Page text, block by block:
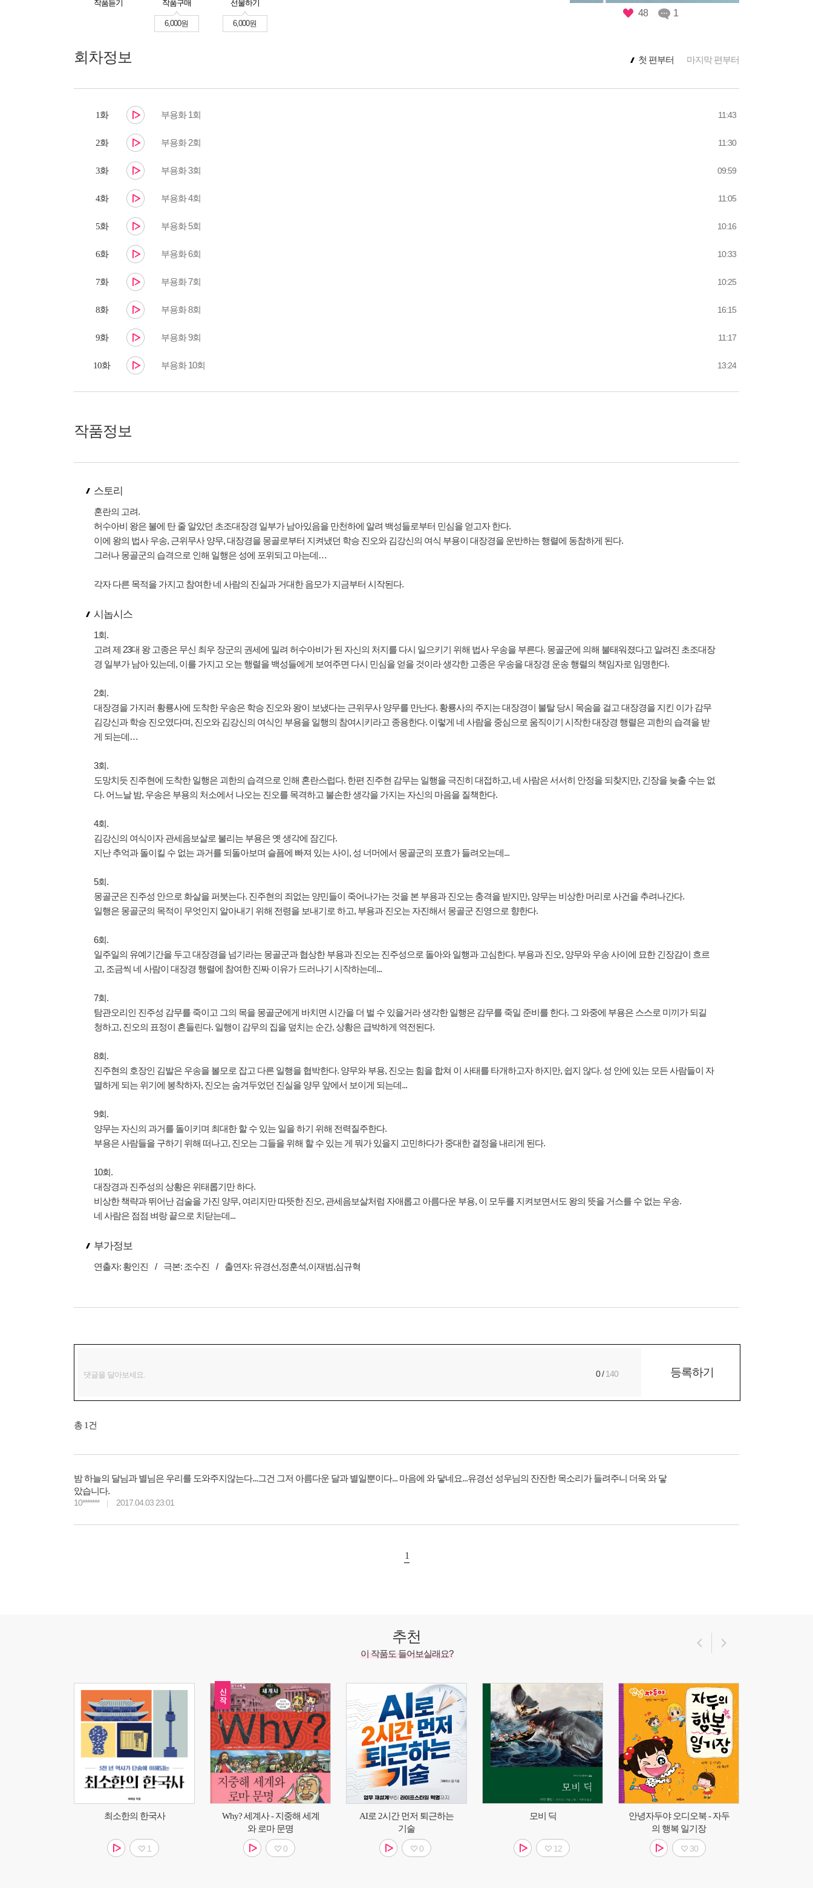
48 1
작품듣기 작품구매
6,000원
선물하기
6,000원
회차정보 첫 편부터 마지막 편부터
1화 부용화 1회 11:43
2화 부용화 2회 11:30
3화 부용화 3회 09:59
4화 부용화 4회 11:05
5화 부용화 5회 10:16
6화 부용화 6회 10:33
7화 부용화 7회 10:25
8화 부용화 8회 16:15
9화 부용화 9회 11:17
10화 부용화 10회 13:24
작품정보
스토리
혼란의 고려.
허수아비 왕은 불에 탄 줄 알았던 초조대장경 일부가 남아있음을 만천하에 알려 백성들로부터 민심을 얻고자 한다.
이에 왕의 법사 우송, 근위무사 양무, 대장경을 몽골로부터 지켜냈던 학승 진오와 김강신의 여식 부용이 대장경을 운반하는 행렬에 동참하게 된다.
그러나 몽골군의 습격으로 인해 일행은 성에 포위되고 마는데…
각자 다른 목적을 가지고 참여한 네 사람의 진실과 거대한 음모가 지금부터 시작된다.
시놉시스
1회.
고려 제 23대 왕 고종은 무신 최우 장군의 권세에 밀려 허수아비가 된 자신의 처지를 다시 일으키기 위해 법사 우송을 부른다. 몽골군에 의해 불태워졌다고 알려진 초조대장
경 일부가 남아 있는데, 이를 가지고 오는 행렬을 백성들에게 보여주면 다시 민심을 얻을 것이라 생각한 고종은 우송을 대장경 운송 행렬의 책임자로 임명한다.
2회.
대장경을 가지러 황룡사에 도착한 우송은 학승 진오와 왕이 보냈다는 근위무사 양무를 만난다. 황룡사의 주지는 대장경이 불탈 당시 목숨을 걸고 대장경을 지킨 이가 감무
김강신과 학승 진오였다며, 진오와 김강신의 여식인 부용을 일행의 참여시키라고 종용한다. 이렇게 네 사람을 중심으로 움직이기 시작한 대장경 행렬은 괴한의 습격을 받
게 되는데…
3회.
도망치듯 진주현에 도착한 일행은 괴한의 습격으로 인해 혼란스럽다. 한편 진주현 감무는 일행을 극진히 대접하고, 네 사람은 서서히 안정을 되찾지만, 긴장을 늦출 수는 없
다. 어느날 밤, 우송은 부용의 처소에서 나오는 진오를 목격하고 불손한 생각을 가지는 자신의 마음을 질책한다.
4회.
김강신의 여식이자 관세음보살로 불리는 부용은 옛 생각에 잠긴다.
지난 추억과 돌이킬 수 없는 과거를 되돌아보며 슬픔에 빠져 있는 사이, 성 너머에서 몽골군의 포효가 들려오는데...
5회.
몽골군은 진주성 안으로 화살을 퍼붓는다. 진주현의 죄없는 양민들이 죽어나가는 것을 본 부용과 진오는 충격을 받지만, 양무는 비상한 머리로 사건을 추려나간다.
일행은 몽골군의 목적이 무엇인지 알아내기 위해 전령을 보내기로 하고, 부용과 진오는 자진해서 몽골군 진영으로 향한다.
6회.
일주일의 유예기간을 두고 대장경을 넘기라는 몽골군과 협상한 부용과 진오는 진주성으로 돌아와 일행과 고심한다. 부용과 진오, 양무와 우송 사이에 묘한 긴장감이 흐르
고, 조금씩 네 사람이 대장경 행렬에 참여한 진짜 이유가 드러나기 시작하는데...
7회.
탐관오리인 진주성 감무를 죽이고 그의 목을 몽골군에게 바치면 시간을 더 벌 수 있을거라 생각한 일행은 감무를 죽일 준비를 한다. 그 와중에 부용은 스스로 미끼가 되길
청하고, 진오의 표정이 흔들린다. 일행이 감무의 집을 덮치는 순간, 상황은 급박하게 역전된다.
8회.
진주현의 호장인 김발은 우송을 볼모로 잡고 다른 일행을 협박한다. 양무와 부용, 진오는 힘을 합쳐 이 사태를 타개하고자 하지만, 쉽지 않다. 성 안에 있는 모든 사람들이 자
멸하게 되는 위기에 봉착하자, 진오는 숨겨두었던 진실을 양무 앞에서 보이게 되는데...
9회.
양무는 자신의 과거를 돌이키며 최대한 할 수 있는 일을 하기 위해 전력질주한다.
부용은 사람들을 구하기 위해 떠나고, 진오는 그들을 위해 할 수 있는 게 뭐가 있을지 고민하다가 중대한 결정을 내리게 된다.
10회.
대장경과 진주성의 상황은 위태롭기만 하다.
비상한 책략과 뛰어난 검술을 가진 양무, 여리지만 따뜻한 진오, 관세음보살처럼 자애롭고 아름다운 부용, 이 모두를 지켜보면서도 왕의 뜻을 거스를 수 없는 우송.
네 사람은 점점 벼랑 끝으로 치닫는데...
부가정보
연출자: 황인진 / 극본: 조수진 / 출연자: 유경선,정훈석,이재범,심규혁
0/140 등록하기
총 1건
밤 하늘의 달님과 별님은 우리를 도와주지않는다...그건 그저 아름다운 달과 별일뿐이다... 마음에 와 닿네요...유경선 성우님의 잔잔한 목소리가 들려주니 더욱 와 닿
았습니다.
10******* 2017.04.03 23:01
1
추천
이 작품도 들어보실래요?
최소한의 한국사
1
Why? 세계사 - 지중해 세계
와 로마 문명
0
AI로 2시간 먼저 퇴근하는
기술
0
모비 딕
12
안녕자두야 오디오북 - 자두
의 행복 일기장
30